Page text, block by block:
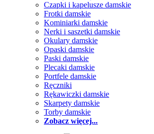
Czapki i kapelusze damskie
Frotki damskie
Kominiarki damskie
Nerki i saszetki damskie
Okulary damskie
Opaski damskie
Paski damskie
Plecaki damskie
Portfele damskie
Ręczniki
Rękawiczki damskie
Skarpety damskie
Torby damskie
Zobacz więcej...